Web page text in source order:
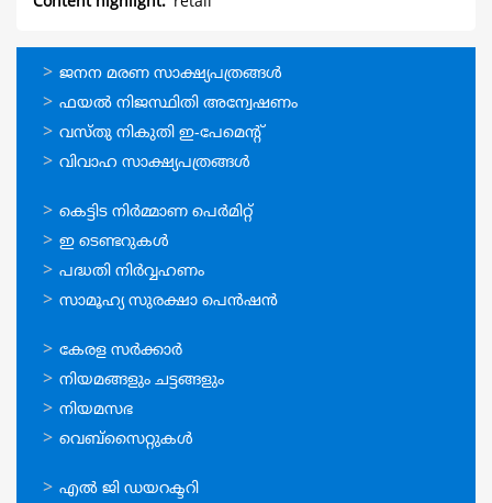
ഓണ്‍ലൈന്‍
സേവനങ്ങള്‍
ജനന മരണ സാക്ഷ്യപത്രങ്ങള്‍
ഫയല്‍ നിജസ്ഥിതി അന്വേഷണം
വസ്തു നികുതി ഇ-പേമെന്റ്
വിവാഹ സാക്ഷ്യപത്രങ്ങള്‍
ഓണ്‍ലൈന്‍
സേവനങ്ങള്‍
കെട്ടിട നിര്‍മ്മാണ പെര്‍മിറ്റ്‌
ഇ ടെണ്ടറുകള്‍
പദ്ധതി നിര്‍വ്വഹണം
സാമൂഹ്യ സുരക്ഷാ പെന്‍ഷന്‍
ഉപയോഗപ്രദമായ
കണ്ണികള്‍
കേരള സര്‍ക്കാര്‍
നിയമങ്ങളും ചട്ടങ്ങളും
നിയമസഭ
വെബ്സൈറ്റുകള്‍
ഉപയോഗപ്രദമായ
എല്‍ ജി ഡയറക്ടറി